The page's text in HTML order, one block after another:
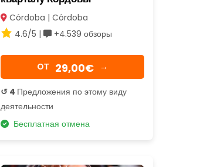
Córdoba | Córdoba
4.6/5 |
+4.539 обзоры
OТ 29,00€ →
↺ 4 Предложения по этому виду
деятельности
Бесплатная отмена